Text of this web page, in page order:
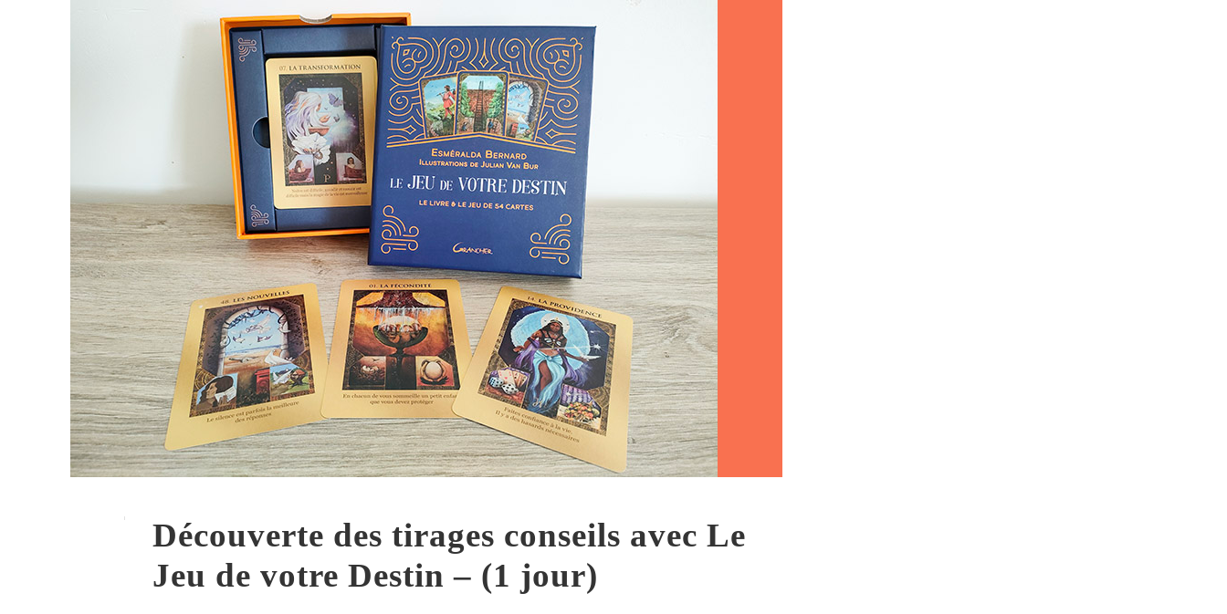
Découverte des tirages conseils avec Le
Jeu de votre Destin – (1 jour)